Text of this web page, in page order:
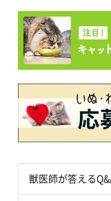
獣医師が答える